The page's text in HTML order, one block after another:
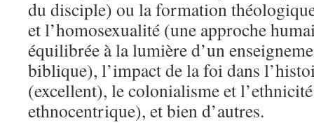
du disciple) ou la formation
et l’homosexualité (une approche
équilibrée à la lumière d’un
biblique), l’impact de la foi dans
(excellent), le colonialisme et
ethnocentrique), et bien d’autres.